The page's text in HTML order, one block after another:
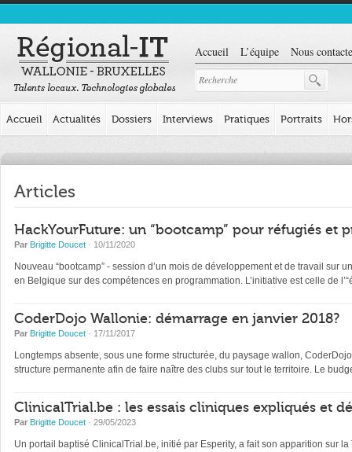
Accueil L’équipe Nous
Accueil Actualités Dossiers Interviews Pratiques Portraits
Articles
HackYourFuture: un “bootcamp” pour réfugiés et
Par Brigitte Doucet · 10/11/2020
Nouveau “bootcamp” - session d’un mois de développement et de travail
en Belgique sur des compétences en programmation. L’initiative est celle de
CoderDojo Wallonie: démarrage en janvier 2018?
Par Brigitte Doucet · 17/11/2017
Longtemps absente, sous une forme structurée, du paysage wallon,
structure permanente afin de faire naître des clubs sur tout le territoire. Le
ClinicalTrial.be : les essais cliniques expliqués et
Par Brigitte Doucet · 29/05/2023
Un portail baptisé ClinicalTrial.be, initié par Esperity, a fait son apparition sur